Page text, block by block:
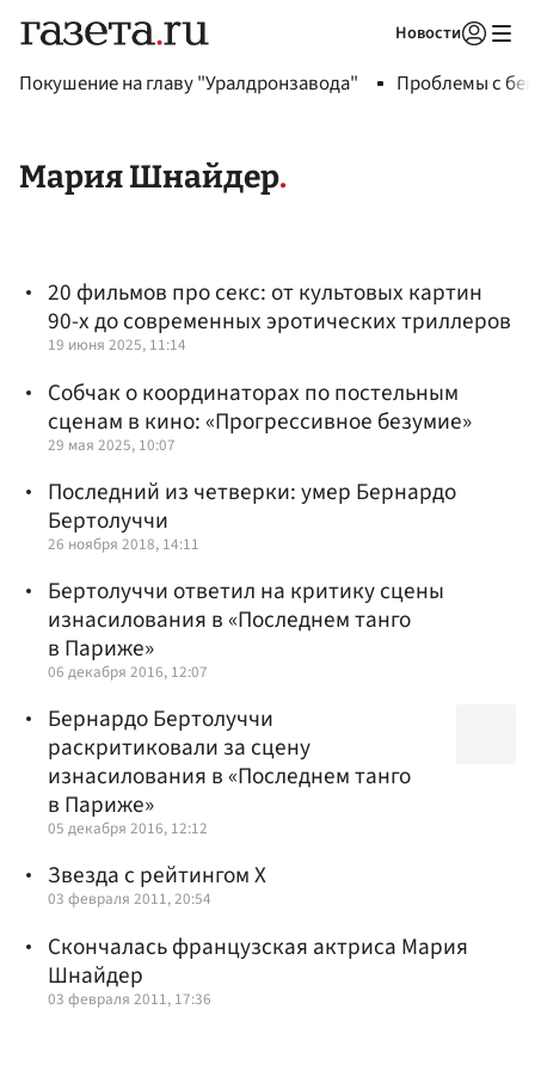
Новости
Покушение на главу "Уралдронзавода" Проблемы с
Мария Шнайдер
20 фильмов про секс: от культовых картин
90-х до современных эротических триллеров
19 июня 2025, 11:14
Собчак о координаторах по постельным
сценам в кино: «Прогрессивное безумие»
29 мая 2025, 10:07
Последний из четверки: умер Бернардо
Бертолуччи
26 ноября 2018, 14:11
Бертолуччи ответил на критику сцены
изнасилования в «Последнем танго
в Париже»
06 декабря 2016, 12:07
Бернардо Бертолуччи
раскритиковали за сцену
изнасилования в «Последнем танго
в Париже»
05 декабря 2016, 12:12
Звезда с рейтингом X
03 февраля 2011, 20:54
Скончалась французская актриса Мария
Шнайдер
03 февраля 2011, 17:36